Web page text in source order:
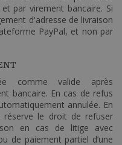
par virement bancaire. Si
d'adresse de livraison
PayPal, et non par
comme valide après
bancaire. En cas de refus
annulée. En
le droit de refuser
en cas de litige avec
de paiement partiel d’une